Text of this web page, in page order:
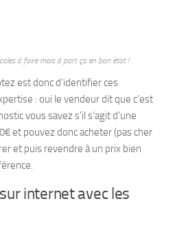
à faire mais à part ça en bon état !
est donc d’identifier ces
: oui le vendeur dit que c’est
vous savez s’il s’agit d’une
et pouvez donc acheter (pas cher
et puis revendre à un prix bien
internet avec les